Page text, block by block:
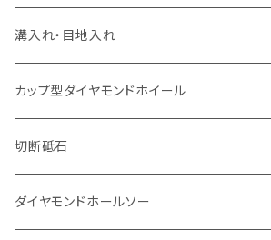
一般道路カッター用
セグメント（特殊凸凹加工チップ
セグメント
セグメント（特殊凸凹加工チップ
インターロッキング切断用
セグメントタイプ
一般道路カッター用
鋳鉄管切断用
セグメントタイプ
埋設鋳鉄管工事対応タイプ
ヒューム管・U字溝切断用
セグメント
アスファルト切断用
セグメント（特殊凸凹加工チップ
セグメント
セグメント（特殊凸凹加工チップ
レンガ切断用
セグメント
セグメント（特殊凸凹加工チップ
インターロッキング切断用
セグメントタイプ
一般道路カッター用
鋳鉄管切断用
セグメントタイプ
ヒューム管・U字溝切断用
一般道路カッター用
セグメントタイプ
インターロッキング切断用
セグメントタイプ
一般道路カッター用
鋳鉄管切断用
セグメントタイプ
埋設鋳鉄管工事対応タイプ
ヒューム管・U字溝切断用
セグメントタイプ
アスファルト切断用
有効長 250mm
有効長 370mm
Ｃロット
有効長 250mm
M27
有効長 250mm
道路（アスファルト用）
255mm（10インチ）
305mm（12インチ）
道路（コンクリート舗装面）
255mm（10インチ）
305mm（12インチ）
道路（アス・コン兼用）
305mm（12インチ）
溝入れ・目地入れ
V型チップ
ストレート型チップ
U型チップ
カップ型ダイヤモンドホイール
100mm（4インチ）
125mm（5インチ）
切断砥石
金属用
ダイヤモンドホールソー